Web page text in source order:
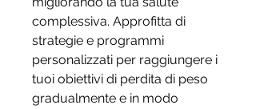
complessiva. Approfitta di
strategie e programmi
personalizzati per raggiungere i
tuoi obiettivi di perdita di peso
gradualmente e in modo